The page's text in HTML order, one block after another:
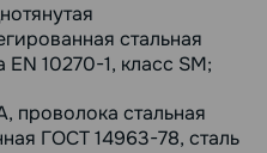
стальная
10270-1, класс SM;
проволока стальная
ГОСТ 14963-78, сталь